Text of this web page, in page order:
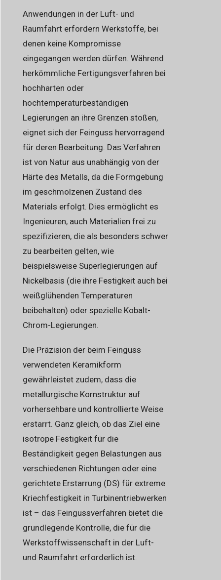
Anwendungen in der Luft- und
Raumfahrt erfordern Werkstoffe, bei
denen keine Kompromisse
eingegangen werden dürfen. Während
herkömmliche Fertigungsverfahren bei
hochharten oder
hochtemperaturbeständigen
Legierungen an ihre Grenzen stoßen,
eignet sich der Feinguss hervorragend
für deren Bearbeitung. Das Verfahren
ist von Natur aus unabhängig von der
Härte des Metalls, da die Formgebung
im geschmolzenen Zustand des
Materials erfolgt. Dies ermöglicht es
Ingenieuren, auch Materialien frei zu
spezifizieren, die als besonders schwer
zu bearbeiten gelten, wie
beispielsweise Superlegierungen auf
Nickelbasis (die ihre Festigkeit auch bei
weißglühenden Temperaturen
beibehalten) oder spezielle Kobalt-
Chrom-Legierungen.
Die Präzision der beim Feinguss
verwendeten Keramikform
gewährleistet zudem, dass die
metallurgische Kornstruktur auf
vorhersehbare und kontrollierte Weise
erstarrt. Ganz gleich, ob das Ziel eine
isotrope Festigkeit für die
Beständigkeit gegen Belastungen aus
verschiedenen Richtungen oder eine
gerichtete Erstarrung (DS) für extreme
Kriechfestigkeit in Turbinentriebwerken
ist – das Feingussverfahren bietet die
grundlegende Kontrolle, die für die
Werkstoffwissenschaft in der Luft-
und Raumfahrt erforderlich ist.